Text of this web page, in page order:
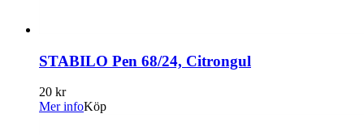
STABILO Pen 68/24, Citrongul
20 kr
Mer infoKöp